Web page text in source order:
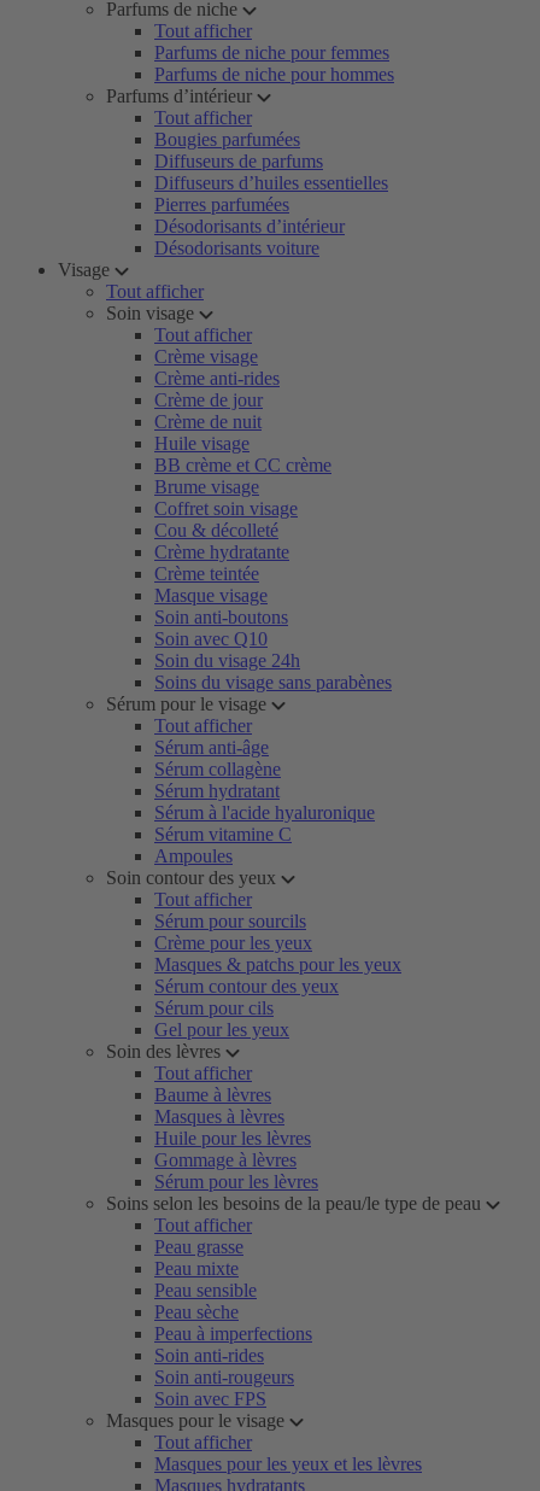
Parfums de niche
Tout afficher
Parfums de niche pour femmes
Parfums de niche pour hommes
Parfums d’intérieur
Tout afficher
Bougies parfumées
Diffuseurs de parfums
Diffuseurs d’huiles essentielles
Pierres parfumées
Désodorisants d’intérieur
Désodorisants voiture
Visage
Tout afficher
Soin visage
Tout afficher
Crème visage
Crème anti-rides
Crème de jour
Crème de nuit
Huile visage
BB crème et CC crème
Brume visage
Coffret soin visage
Cou & décolleté
Crème hydratante
Crème teintée
Masque visage
Soin anti-boutons
Soin avec Q10
Soin du visage 24h
Soins du visage sans parabènes
Sérum pour le visage
Tout afficher
Sérum anti-âge
Sérum collagène
Sérum hydratant
Sérum à l'acide hyaluronique
Sérum vitamine C
Ampoules
Soin contour des yeux
Tout afficher
Sérum pour sourcils
Crème pour les yeux
Masques & patchs pour les yeux
Sérum contour des yeux
Sérum pour cils
Gel pour les yeux
Soin des lèvres
Tout afficher
Baume à lèvres
Masques à lèvres
Huile pour les lèvres
Gommage à lèvres
Sérum pour les lèvres
Soins selon les besoins de la peau/le type de peau
Tout afficher
Peau grasse
Peau mixte
Peau sensible
Peau sèche
Peau à imperfections
Soin anti-rides
Soin anti-rougeurs
Soin avec FPS
Masques pour le visage
Tout afficher
Masques pour les yeux et les lèvres
Masques hydratants